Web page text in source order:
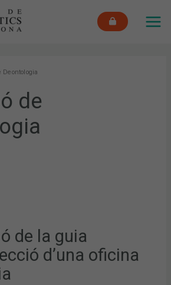
Deontologia
de
de la guia
d’una oficina